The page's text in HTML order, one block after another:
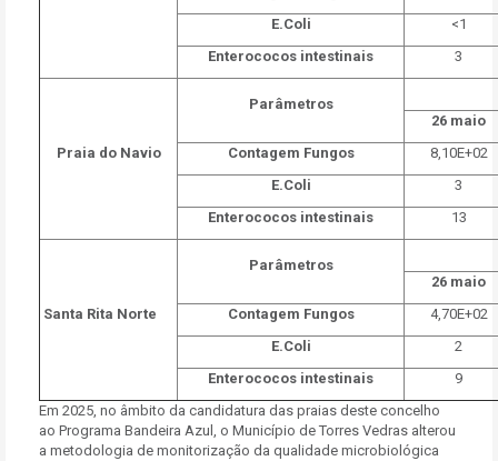
E.Coli
<1
Enterococos intestinais
3
Praia do Navio
Parâmetros
26 maio
Contagem Fungos
8,10E+02
E.Coli
3
Enterococos intestinais
13
Santa Rita Norte
Parâmetros
26 maio
Contagem Fungos
4,70E+02
E.Coli
2
Enterococos intestinais
9
Em 2025, no âmbito da candidatura das praias deste concelho
ao Programa Bandeira Azul, o Município de Torres Vedras alterou
a metodologia de monitorização da qualidade microbiológica